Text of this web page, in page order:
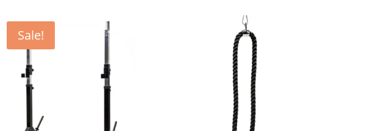
Sale!